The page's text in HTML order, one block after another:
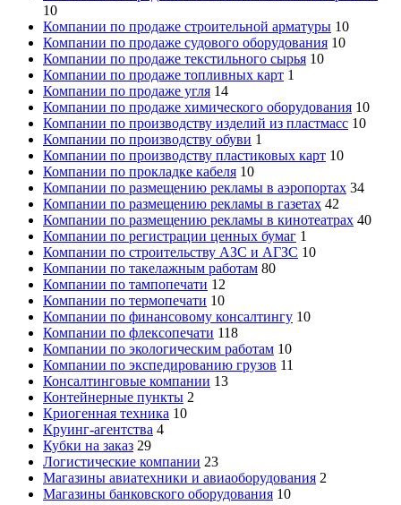
10
Компании по продаже строительной арматуры 10
Компании по продаже судового оборудования 10
Компании по продаже текстильного сырья 10
Компании по продаже топливных карт 1
Компании по продаже угля 14
Компании по продаже химического оборудования 10
Компании по производству изделий из пластмасс 10
Компании по производству обуви 1
Компании по производству пластиковых карт 10
Компании по прокладке кабеля 10
Компании по размещению рекламы в аэропортах 34
Компании по размещению рекламы в газетах 42
Компании по размещению рекламы в кинотеатрах 40
Компании по регистрации ценных бумаг 1
Компании по строительству АЗС и АГЗС 10
Компании по такелажным работам 80
Компании по тампопечати 12
Компании по термопечати 10
Компании по финансовому консалтингу 10
Компании по флексопечати 118
Компании по экологическим работам 10
Компании по экспедированию грузов 11
Консалтинговые компании 13
Контейнерные пункты 2
Криогенная техника 10
Круинг-агентства 4
Кубки на заказ 29
Логистические компании 23
Магазины авиатехники и авиаоборудования 2
Магазины банковского оборудования 10